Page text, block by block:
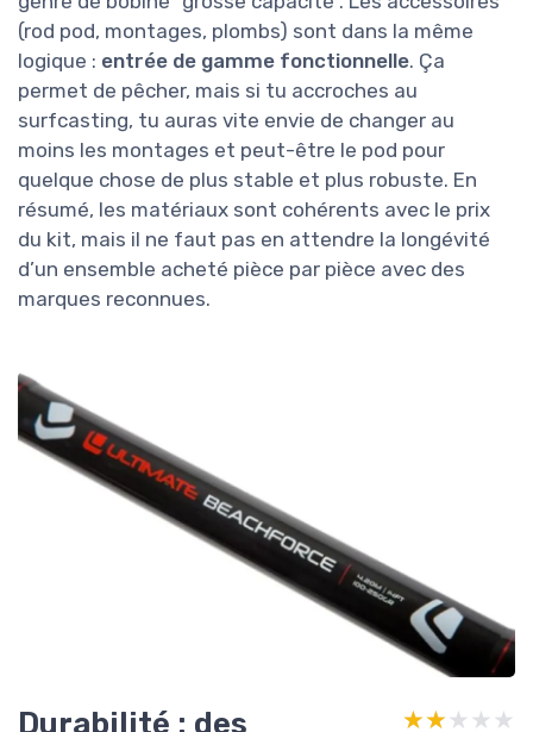
(rod pod, montages, plombs) sont dans la même
logique : entrée de gamme fonctionnelle. Ça
permet de pêcher, mais si tu accroches au
surfcasting, tu auras vite envie de changer au
moins les montages et peut-être le pod pour
quelque chose de plus stable et plus robuste. En
résumé, les matériaux sont cohérents avec le prix
du kit, mais il ne faut pas en attendre la longévité
d’un ensemble acheté pièce par pièce avec des
marques reconnues.
Durabilité : des
★★★★★
★★★★★